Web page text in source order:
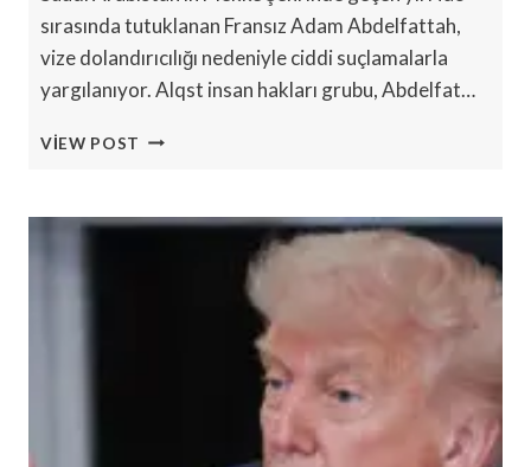
sırasında tutuklanan Fransız Adam Abdelfattah,
vize dolandırıcılığı nedeniyle ciddi suçlamalarla
yargılanıyor. Alqst insan hakları grubu, Abdelfat…
VIEW POST SUUDI